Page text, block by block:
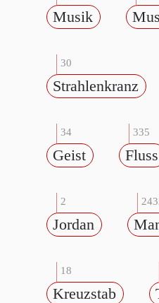
Musik
30
Strahlenkranz
34
Geist
335
Fluss
2
Jordan
18
Kreuzstab